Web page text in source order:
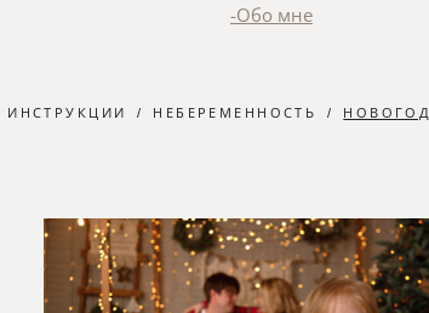
-Обо мне
ИНСТРУКЦИИ НЕБЕРЕМЕННОСТЬ